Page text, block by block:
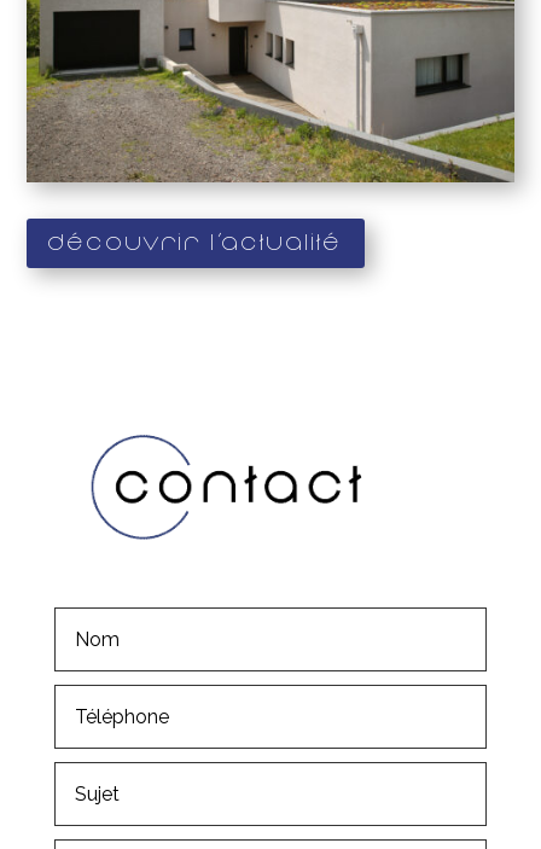
Découvrir l'actualité